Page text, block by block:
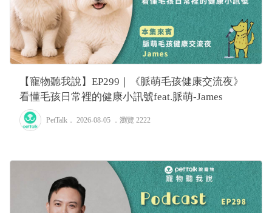
【寵物聽我說】EP299｜《脈萌毛孩健康交流夜》
看懂毛孩日常裡的健康小訊號feat.脈萌-James
PetTalk ． 2026-08-05 ． 瀏覽 2222